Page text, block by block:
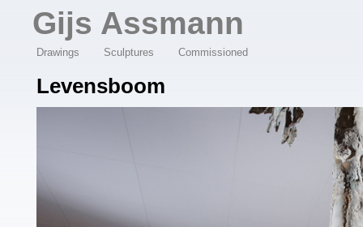
Gijs Assmann
Drawings Sculptures Commissioned
Levensboom